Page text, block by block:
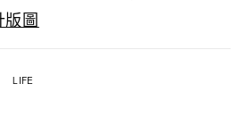
圖
LIFE